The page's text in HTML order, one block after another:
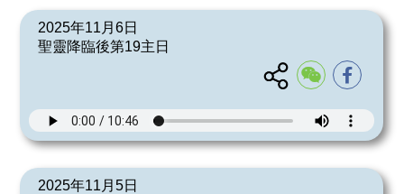
2025年11月6日
聖靈降臨後第19主日
2025年11月5日